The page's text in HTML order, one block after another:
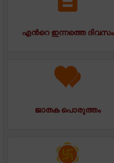
എന്‍റെ ഇന്നത്തെ ദിവസം
ജാതക പൊരുത്തം